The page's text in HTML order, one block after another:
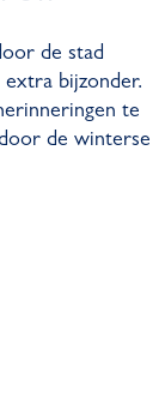
de stad
bijzonder.
te
de winterse